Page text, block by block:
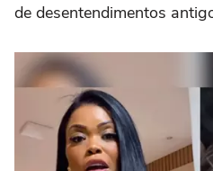
de desentendimentos